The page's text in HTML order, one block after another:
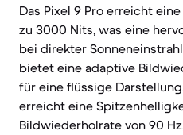
Das Pixel 9 Pro erreicht
zu 3000 Nits, was eine
bei direkter
bietet eine adaptive
für eine flüssige
erreicht eine
Bildwiederholrate von 90